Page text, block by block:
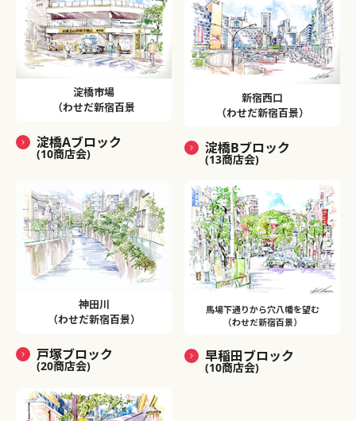
淀橋市場
（わせだ新宿百景
淀橋Aブロック
(10商店会)
新宿西口
（わせだ新宿百景）
淀橋Bブロック
(13商店会)
神田川
（わせだ新宿百景）
戸塚ブロック
(20商店会)
馬場下通りから穴八幡を望む
（わせだ新宿百景）
早稲田ブロック
(10商店会)